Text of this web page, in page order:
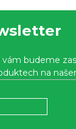
a
í
p
r
v
o
v
n
í
budeme
na